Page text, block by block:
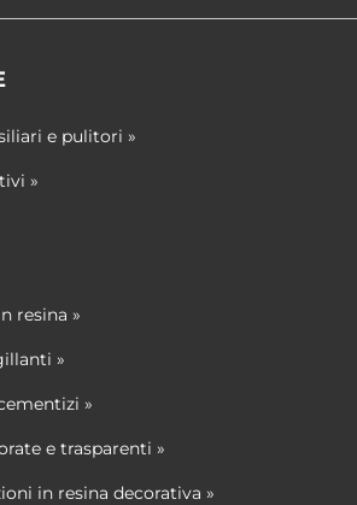
e pulitori »
»
resina »
»
»
e trasparenti »
in resina decorativa »